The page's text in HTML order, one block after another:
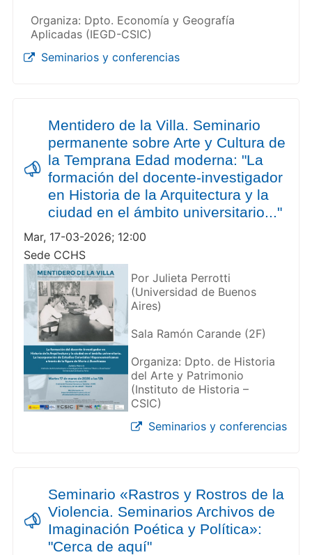
Organiza: Dpto. Economía y Geografía
Aplicadas (IEGD-CSIC)
Seminarios y conferencias
Mentidero de la Villa. Seminario
permanente sobre Arte y Cultura de
la Temprana Edad moderna: "La
formación del docente-investigador
en Historia de la Arquitectura y la
ciudad en el ámbito universitario..."
Mar, 17-03-2026; 12:00
Sede CCHS
Por Julieta Perrotti
(Universidad de Buenos
Aires)
Sala Ramón Carande (2F)
Organiza: Dpto. de Historia
del Arte y Patrimonio
(Instituto de Historia –
CSIC)
Seminarios y conferencias
Seminario «Rastros y Rostros de la
Violencia. Seminarios Archivos de
Imaginación Poética y Política»:
"Cerca de aquí"